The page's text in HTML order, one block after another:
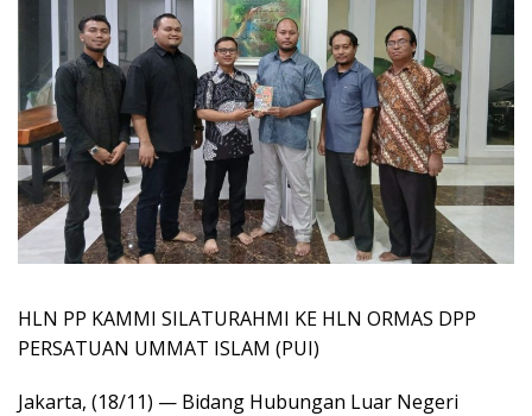
HLN PP KAMMI SILATURAHMI KE HLN ORMAS DPP
PERSATUAN UMMAT ISLAM (PUI)
Jakarta, (18/11) — Bidang Hubungan Luar Negeri